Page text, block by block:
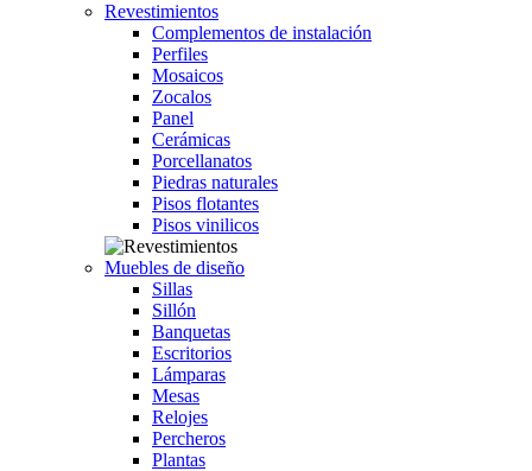
Revestimientos
Complementos de instalación
Perfiles
Mosaicos
Zocalos
Panel
Cerámicas
Porcellanatos
Piedras naturales
Pisos flotantes
Pisos vinilicos
Muebles de diseño
Sillas
Sillón
Banquetas
Escritorios
Lámparas
Mesas
Relojes
Percheros
Plantas